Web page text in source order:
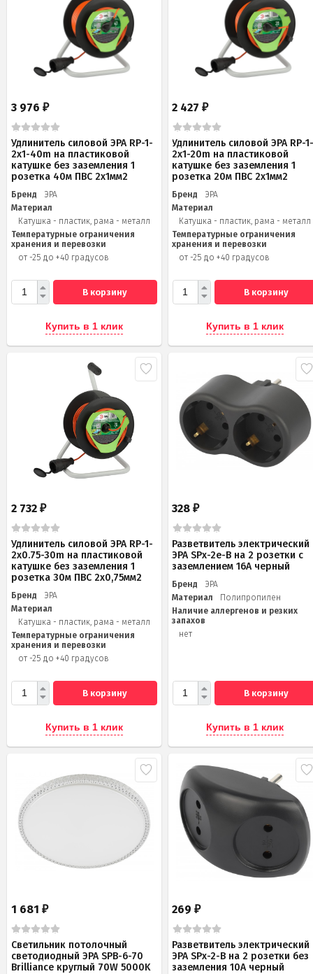
3 976 ₽
Удлинитель силовой ЭРА RP-1-
2x1-40m на пластиковой
катушке без заземления 1
розетка 40м ПВС 2x1мм2
Бренд
ЭРА
Материал
Катушка - пластик, рама - металл
Температурные ограничения
хранения и перевозки
от -25 до +40 градусов
В корзину
Купить в 1 клик
2 427₽
Удлинитель силовой ЭРА RP-
2x1-20m на пластиковой
катушке без заземления 1
розетка 20м ПВС 2х1мм2
Бренд
ЭРА
Материал
Катушка - пластик, рама - металл
Температурные ограничения
хранения и перевозки
от -25 до +40 градусов
В корзину
Купить в 1 клик
2 732 ₽
Удлинитель силовой ЭРА RP-1-
2x0.75-30m на пластиковой
катушке без заземления 1
розетка 30м ПВС 2х0,75мм2
Бренд
ЭРА
Материал
Катушка - пластик, рама - металл
Температурные ограничения
хранения и перевозки
от -25 до +40 градусов
В корзину
Купить в 1 клик
328₽
Разветвитель электрический
ЭРА SPx-2e-B на 2 розетки с
заземлением 16А черный
Бренд
ЭРА
Материал
Полипропилен
Наличие аллергенов и резких
запахов
нет
В корзину
Купить в 1 клик
1 681 ₽
Светильник потолочный
светодиодный ЭРА SPB-6-70
Brilliance круглый 70W 5000K
269₽
Разветвитель электрический
ЭРА SPx-2-B на 2 розетки без
заземления 10А черный